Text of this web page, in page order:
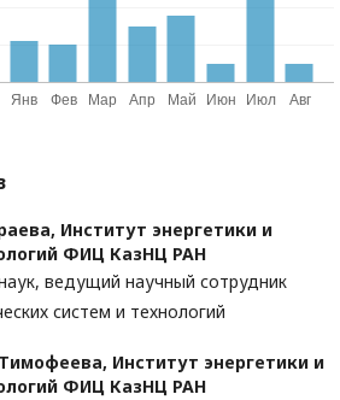
Институт энергетики и
ФИЦ КазНЦ РАН
ведущий научный сотрудник
систем и технологий
Институт энергетики и
ФИЦ КазНЦ РАН